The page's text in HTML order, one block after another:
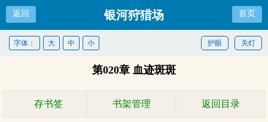
返回 银河狩猎场 首页
关灯
护眼
字体： 大 中 小
第020章 血迹斑斑
存书签 书架管理 返回目录